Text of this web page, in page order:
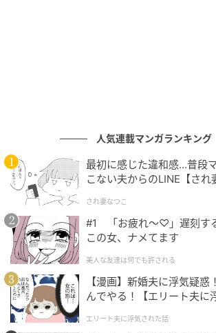
積み重ねた信頼は、主演という形でも
2025年の映画『山田くんとLv999の恋
ゲームを通じて恋に踏み出すヒロイン
演で演じた。
任された役を、丁寧に、誠実に生きる
かすのではなく、地道な準備と現場で
をきちんと引っ張っていく。派手な見
るというより、作品全体の手触りで信
堅実さが、また次の主演を呼び込んで
人気連載マンガランキング
最初に感じた違和感…普段
こない夫からのLINE【され
され妻なつこ
#1 「お疲れ〜♡」遅刻す
この女、ナメてます
美人な友達は何でも許される
【漫画】新婚夫に浮気疑
んでやる！【エリート夫に
エリート夫に浮気された話